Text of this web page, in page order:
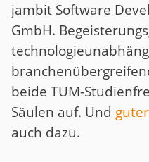
jambit Software
GmbH.
beide TUM-
Säulen auf. Und
auch dazu.